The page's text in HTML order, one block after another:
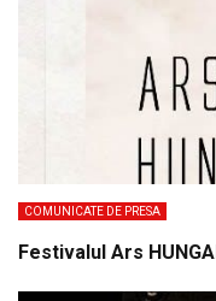
COMUNICATE DE PRESA
Festivalul Ars